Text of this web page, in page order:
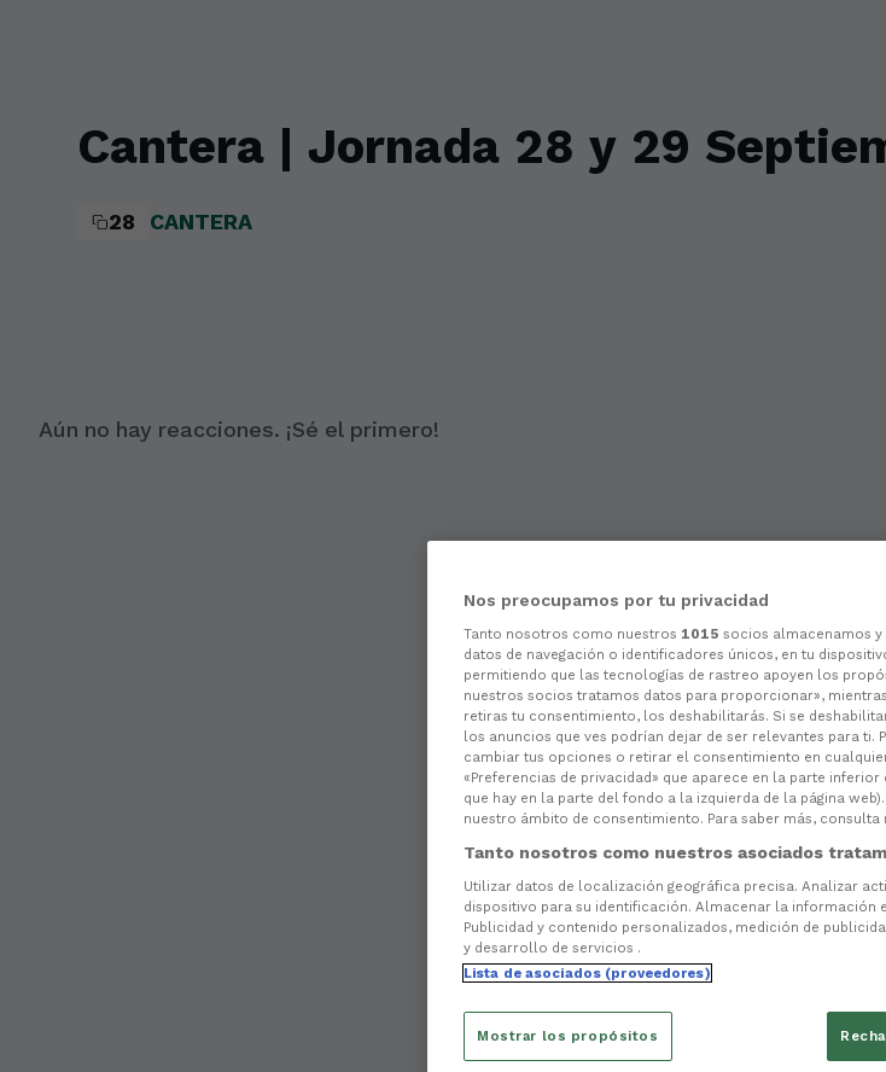
Cantera | Jornada 28 y 29
28 CANTERA
Aún no hay reacciones. ¡Sé el primero!
Nos preocupamos por tu privacidad
Tanto nosotros como nuestros 1015 socios almacenamos
datos de navegación o identificadores únicos, en tu
permitiendo que las tecnologías de rastreo apoyen los
nuestros socios tratamos datos para proporcionar»,
retiras tu consentimiento, los deshabilitarás. Si se
los anuncios que ves podrían dejar de ser relevantes para ti.
cambiar tus opciones o retirar el consentimiento en
«Preferencias de privacidad» que aparece en la parte
que hay en la parte del fondo a la izquierda de la página
nuestro ámbito de consentimiento. Para saber más,
Tanto nosotros como nuestros asociados
Utilizar datos de localización geográfica precisa. Analizar
dispositivo para su identificación. Almacenar la información
Publicidad y contenido personalizados, medición de
y desarrollo de servicios .
Lista de asociados (proveedores)
Mostrar los propósitos